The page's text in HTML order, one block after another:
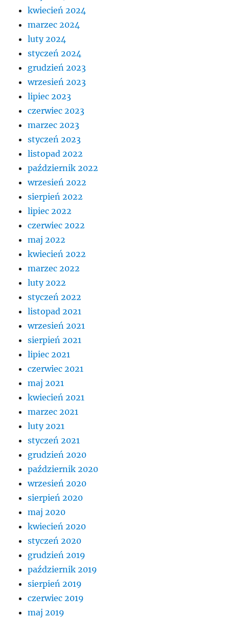
kwiecień 2024
marzec 2024
luty 2024
styczeń 2024
grudzień 2023
wrzesień 2023
lipiec 2023
czerwiec 2023
marzec 2023
styczeń 2023
listopad 2022
październik 2022
wrzesień 2022
sierpień 2022
lipiec 2022
czerwiec 2022
maj 2022
kwiecień 2022
marzec 2022
luty 2022
styczeń 2022
listopad 2021
wrzesień 2021
sierpień 2021
lipiec 2021
czerwiec 2021
maj 2021
kwiecień 2021
marzec 2021
luty 2021
styczeń 2021
grudzień 2020
październik 2020
wrzesień 2020
sierpień 2020
maj 2020
kwiecień 2020
styczeń 2020
grudzień 2019
październik 2019
sierpień 2019
czerwiec 2019
maj 2019